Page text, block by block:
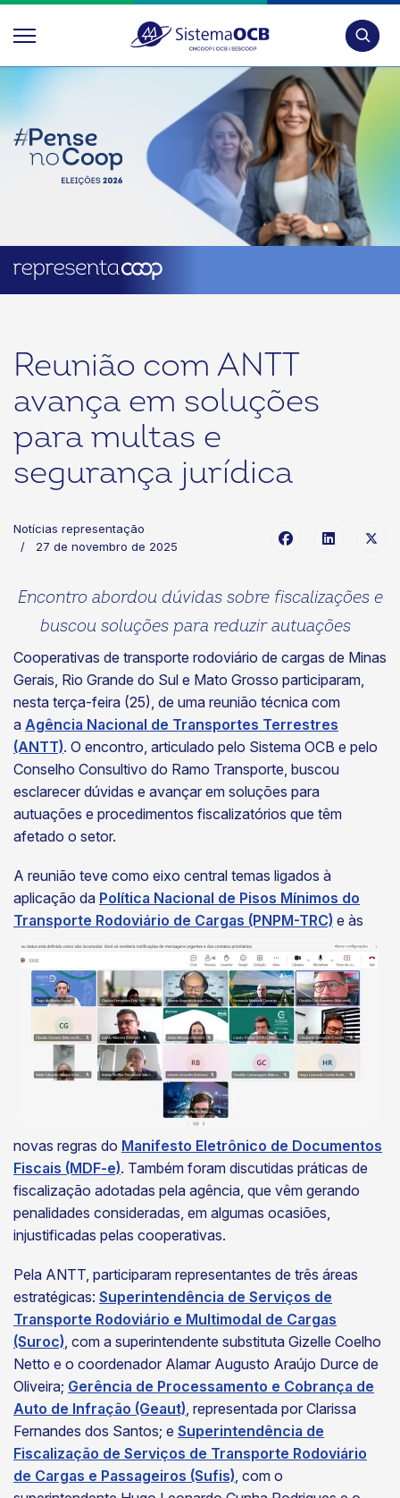
Reunião com ANTT
avança em soluções
para multas e
segurança jurídica
Notícias representação
27 de novembro de 2025
Encontro abordou dúvidas sobre fiscalizações e
buscou soluções para reduzir autuações
Cooperativas de transporte rodoviário de cargas de Minas
Gerais, Rio Grande do Sul e Mato Grosso participaram,
nesta terça-feira (25), de uma reunião técnica com
a Agência Nacional de Transportes Terrestres
(ANTT). O encontro, articulado pelo Sistema OCB e pelo
Conselho Consultivo do Ramo Transporte, buscou
esclarecer dúvidas e avançar em soluções para
autuações e procedimentos fiscalizatórios que têm
afetado o setor.
A reunião teve como eixo central temas ligados à
aplicação da Política Nacional de Pisos Mínimos do
Transporte Rodoviário de Cargas (PNPM-TRC) e às
novas regras do Manifesto Eletrônico de Documentos
Fiscais (MDF-e). Também foram discutidas práticas de
fiscalização adotadas pela agência, que vêm gerando
penalidades consideradas, em algumas ocasiões,
injustificadas pelas cooperativas.
Pela ANTT, participaram representantes de três áreas
estratégicas: Superintendência de Serviços de
Transporte Rodoviário e Multimodal de Cargas
(Suroc), com a superintendente substituta Gizelle Coelho
Netto e o coordenador Alamar Augusto Araújo Durce de
Oliveira; Gerência de Processamento e Cobrança de
Auto de Infração (Geaut), representada por Clarissa
Fernandes dos Santos; e Superintendência de
Fiscalização de Serviços de Transporte Rodoviário
de Cargas e Passageiros (Sufis), com o